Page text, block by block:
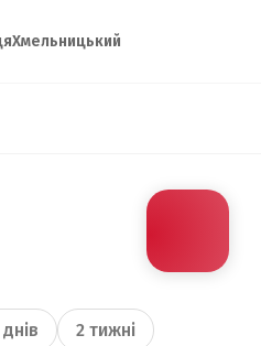
Хмельницький
2 тижні